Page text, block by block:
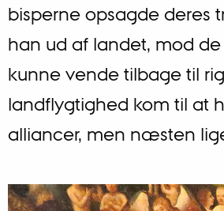
bisperne opsagde deres
han ud af landet, mod
kunne vende tilbage til
landflygtighed kom til at
alliancer, men næsten